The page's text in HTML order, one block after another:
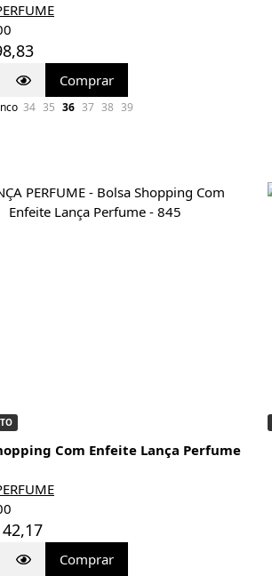
Comprar
34 35 36 37 38 39
Com Enfeite Lança Perfume
Comprar